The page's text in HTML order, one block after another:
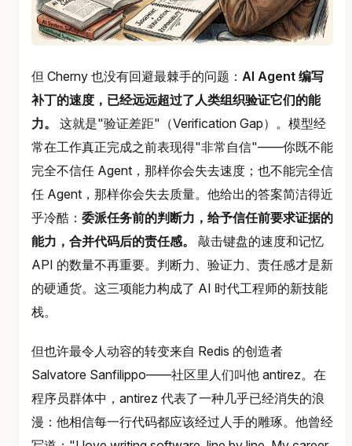
但 Cherny 也没有回避最棘手的问题： AI Agent 编写
补丁的速度，已经远远超过了人类组织验证它们的能
力。
这就是"验证差距"（Verification Gap）。模型经
常在工作真正完成之前表现得"非常自信"——你既不能
完全不信任 Agent，那样你会失去速度；也不能完全信
任 Agent，那样你会失去质量。他给出的答案简洁得近
乎冷酷： 委派任务前的判断力，给予信任前要求证据的
能力，合并代码后的责任感。
敲击键盘的速度和记忆
API 的数量不再重要。判断力、验证力、责任感才是新
的硬通货。这三项能力构成了 AI 时代工程师的新技能
栈。
但也许最令人动容的转变来自 Redis 的创造者
Salvatore Sanfilippo——社区里人们叫他 antirez。在
程序员群体中，antirez 代表了一种几乎已经消失的浪
漫：他相信每一行代码都应该经过人手的雕琢。他曾经